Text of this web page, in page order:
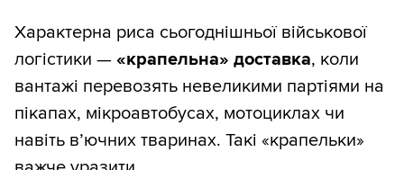
Характерна риса сьогоднішньої військової
логістики — «крапельна» доставка, коли
вантажі перевозять невеликими партіями на
пікапах, мікроавтобусах, мотоциклах чи
навіть в’ючних тваринах. Такі «крапельки»